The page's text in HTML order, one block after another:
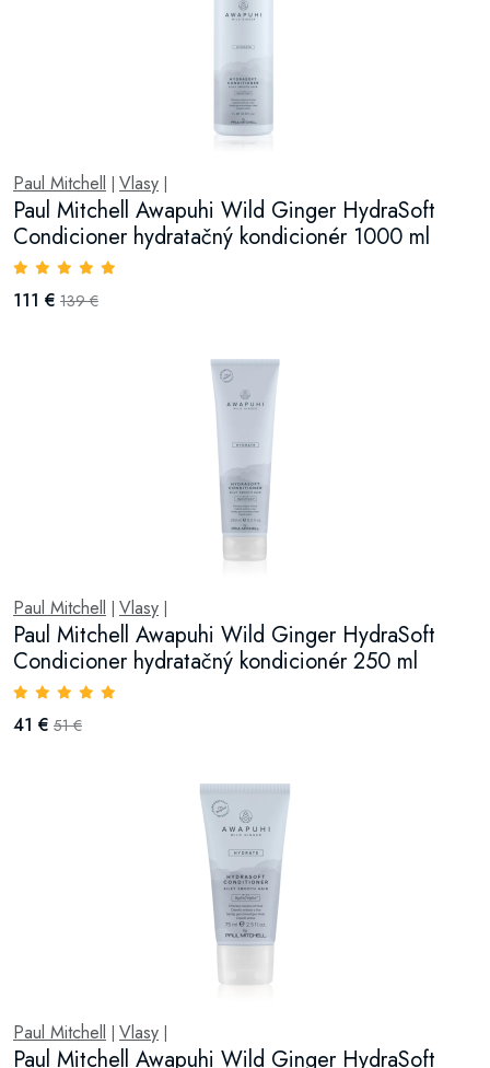
Paul Mitchell Vlasy
Paul Mitchell Awapuhi Wild Ginger HydraSoft
Condicioner hydratačný kondicionér 1000 ml
111 € 139 €
Paul Mitchell Vlasy
Paul Mitchell Awapuhi Wild Ginger HydraSoft
Condicioner hydratačný kondicionér 250 ml
41 € 51 €
Paul Mitchell Vlasy
Paul Mitchell Awapuhi Wild Ginger HydraSoft